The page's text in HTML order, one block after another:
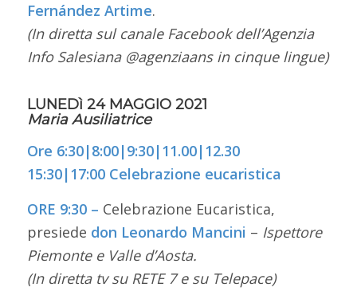
Fernández Artime.
(In diretta sul canale Facebook dell’Agenzia
Info Salesiana @agenziaans in cinque lingue)
LUNEDì 24 MAGGIO 2021
Maria Ausiliatrice
Ore 6:30|8:00|9:30|11.00|12.30
15:30|17:00 Celebrazione eucaristica
ORE 9:30 – Celebrazione Eucaristica,
presiede don Leonardo Mancini – Ispettore
Piemonte e Valle d’Aosta.
(In diretta tv su RETE 7 e su Telepace)